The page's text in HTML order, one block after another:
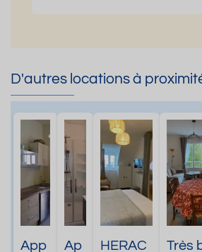
D'autres locations à
App
Ap
HERAC
Très